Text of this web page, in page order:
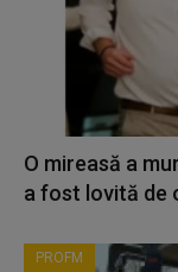
O mireasă a
a fost lovită de
PROFM